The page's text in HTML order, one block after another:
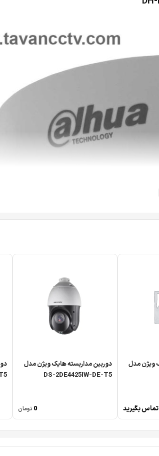
ویژن مدل
تماس بگیرید
دوربین مداربسته هایک ویژن مدل
DS-2DE4425IW-DE-T5
0 تومان